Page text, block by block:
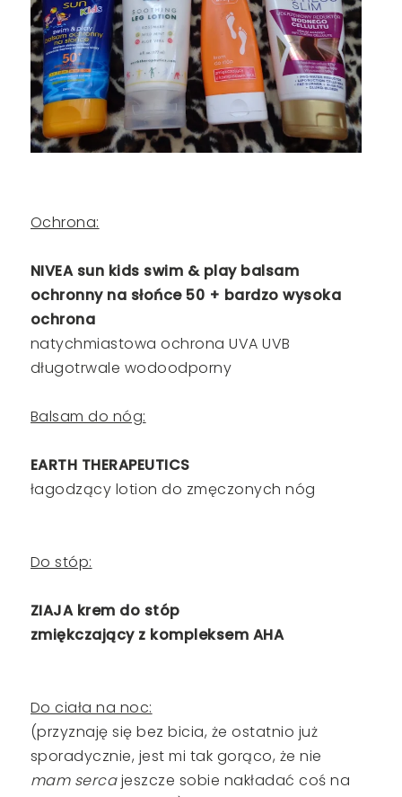
Ochrona:
NIVEA sun kids swim & play balsam
ochronny na słońce 50 + bardzo wysoka
ochrona
natychmiastowa ochrona UVA UVB
długotrwale wodoodporny
Balsam do nóg:
EARTH THERAPEUTICS
łagodzący lotion do zmęczonych nóg
Do stóp:
ZIAJA krem do stóp
zmiękczający z kompleksem AHA
Do ciała na noc:
(przyznaję się bez bicia, że ostatnio już
sporadycznie, jest mi tak gorąco, że nie
mam sercajeszcze sobie nakładać coś na